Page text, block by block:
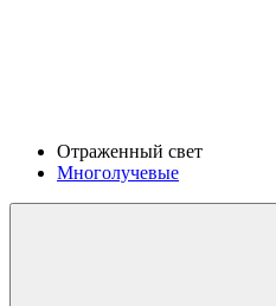
Отраженный свет
Многолучевые